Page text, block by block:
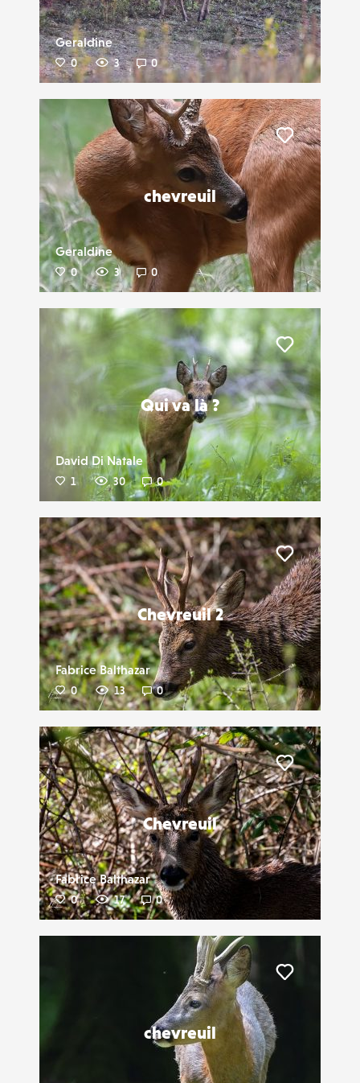
Geraldine
0 3 0
chevreuil
Geraldine
0 3 0
Liker
Qui va là ?
David Di Natale
1 30 0
Liker
Chevreuil 2
Fabrice Balthazar
0 13 0
Liker
Chevreuil
Fabrice Balthazar
0 17 0
Liker
chevreuil